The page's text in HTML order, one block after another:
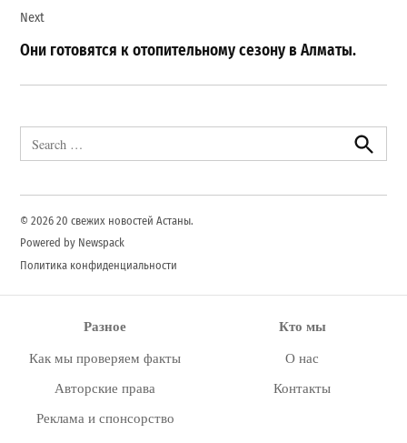
Next
Они готовятся к отопительному сезону в Алматы.
for:
Search
© 2026 20 свежих новостей Астаны.
Powered by Newspack
Политика конфиденциальности
Разное
Как мы проверяем факты
Авторские права
Реклама и спонсорство
Кто мы
О нас
Контакты